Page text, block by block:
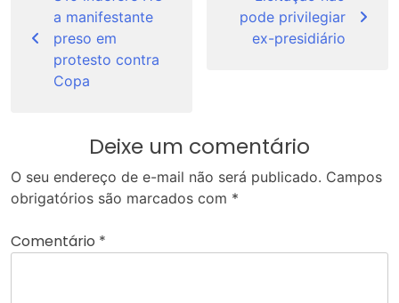
Posta manifestante
preso em
protesto contra
Copa
pode privilegiar
ex-presidiário
Deixe um comentário
O seu endereço de e-mail não será publicado. Campos
obrigatórios são marcados com *
Comentário *